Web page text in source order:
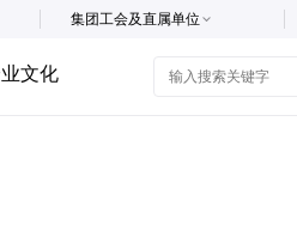
集团工会及直属单位
文化